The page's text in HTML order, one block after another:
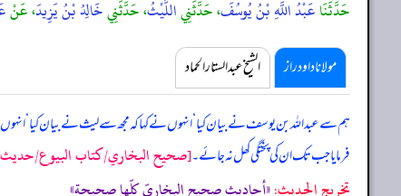
حَدَّثَنَاعَبْدُ اللَّهِ بْنُ يُوسُفَ، حَدَّثَنِياللَّيْثُ، حَدَّثَنِيخَالِدُ بْنُ يَزِيدَ، عَنْ
مولانا داود راز الشیخ عبدالستار الحماد
ہم سے عبداللہ بن یوسف نے بیان کیا ‘ انہوں نے کہا کہ مجھ سے لیث نے بیان کیا ‘
فرمایا جب تک ان کی پختگی کھل نہ جائے۔[صحيح البخاري/كتاب البيوع/حدیث:
تخریج الحدیث:«أحاديث صحيح البخاريّ كلّها صحيحة»